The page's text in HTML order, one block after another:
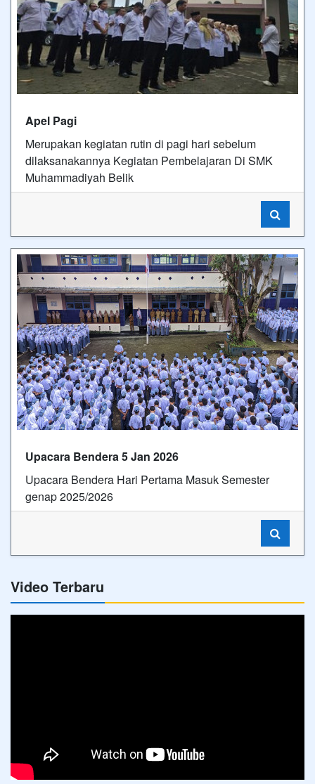
Apel Pagi
Merupakan kegiatan rutin di pagi hari sebelum
dilaksanakannya Kegiatan Pembelajaran Di SMK
Muhammadiyah Belik
Upacara Bendera 5 Jan 2026
Upacara Bendera Hari Pertama Masuk Semester
genap 2025/2026
Video Terbaru